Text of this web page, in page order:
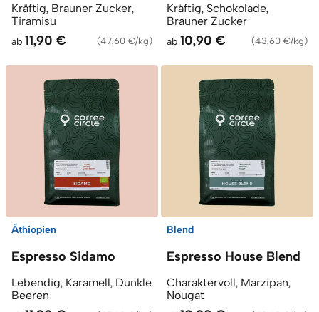
Kräftig, Brauner Zucker,
Tiramisu
ab 11,90 € (47,60 €/kg)
Kräftig, Schokolade,
Brauner Zucker
ab 10,90 € (43,60 €/kg)
Äthiopien
Espresso Sidamo
Lebendig, Karamell, Dunkle
Beeren
Blend
Espresso House Blend
Charaktervoll, Marzipan,
Nougat